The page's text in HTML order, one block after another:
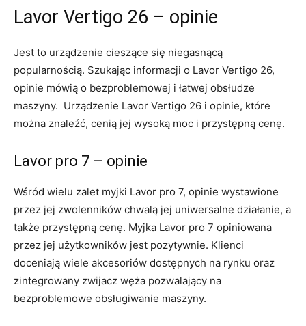
Lavor Vertigo 26 – opinie
Jest to urządzenie cieszące się niegasnącą
popularnością. Szukając informacji o Lavor Vertigo 26,
opinie mówią o bezproblemowej i łatwej obsłudze
maszyny. Urządzenie Lavor Vertigo 26 i opinie, które
można znaleźć, cenią jej wysoką moc i przystępną cenę.
Lavor pro 7 – opinie
Wśród wielu zalet myjki Lavor pro 7, opinie wystawione
przez jej zwolenników chwalą jej uniwersalne działanie, a
także przystępną cenę. Myjka Lavor pro 7 opiniowana
przez jej użytkowników jest pozytywnie. Klienci
doceniają wiele akcesoriów dostępnych na rynku oraz
zintegrowany zwijacz węża pozwalający na
bezproblemowe obsługiwanie maszyny.